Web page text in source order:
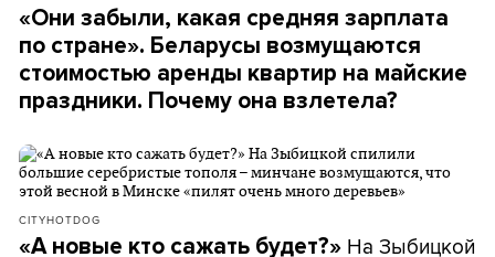
«Они забыли, какая средняя зарплата
по стране». Беларусы возмущаются
стоимостью аренды квартир на майские
праздники. Почему она взлетела?
CITYHOTDOG
«А новые кто сажать будет?» На Зыбицкой